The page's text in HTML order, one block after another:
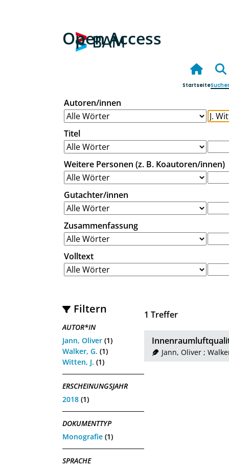
Open Access
Startseite
Autoren/innen
Titel
Weitere Personen (z. B. Koautoren/innen)
Gutachter/innen
Zusammenfassung
Volltext
Filtern
AUTOR*IN
Jann, Oliver (1)
Walker, G. (1)
Witten, J. (1)
ERSCHEINUNGSJAHR
2018 (1)
DOKUMENTTYP
Monografie (1)
SPRACHE
1 Treffer
Jann, Oliver;